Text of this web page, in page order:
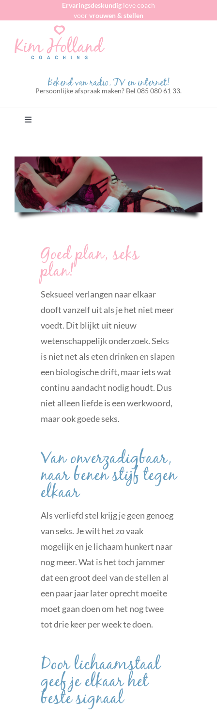
naar
inhoud
Ervaringsdeskundig love coach
voor vrouwen & stellen
Bekend van radio, TV en internet!
Persoonlijke afspraak maken? Bel 085 080 61 33.
Toggle
Voor vrouwen algemeen
Voor zakenvrouwen
Voor mannen
Waarom je voor mij kiest
Over mij
Contact
Goed plan, seks
plan!
Seksueel verlangen naar elkaar
dooft vanzelf uit als je het niet meer
voedt. Dit blijkt uit nieuw
wetenschappelijk onderzoek. Seks
is niet net als eten drinken en slapen
een biologische drift, maar iets wat
continu aandacht nodig houdt. Dus
niet alleen liefde is een werkwoord,
maar ook goede seks.
Van onverzadigbaar,
naar benen stijf tegen
elkaar
Als verliefd stel krijg je geen genoeg
van seks. Je wilt het zo vaak
mogelijk en je lichaam hunkert naar
nog meer. Wat is het toch jammer
dat een groot deel van de stellen al
een paar jaar later oprecht moeite
moet gaan doen om het nog twee
tot drie keer per week te doen.
Door lichaamstaal
geef je elkaar het
beste signaal